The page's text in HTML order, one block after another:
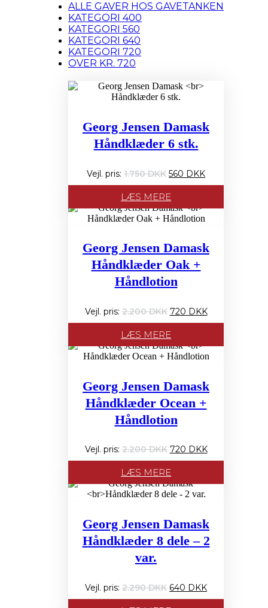
ALLE GAVER HOS GAVETANKEN
KATEGORI 400
KATEGORI 560
KATEGORI 640
KATEGORI 720
OVER KR. 720
Georg Jensen Damask
Håndklæder 6 stk.
1.750
Den
oprindelige
pris
1.750 PRIS:.
560
Den
aktuelle
Dette
vare
vælges
LÆS MERE
Georg Jensen Damask
Håndklæder Oak +
Håndlotion
2.200
Den
oprindelige
pris
2.200 PRIS:.
720
Den
aktuelle
720 PRIS:.
LÆS MERE
Georg Jensen Damask
Håndklæder Ocean +
Håndlotion
2.200
Den
oprindelige
pris
2.200 PRIS:.
720
Den
aktuelle
LÆS MERE
Georg Jensen Damask
Håndklæder 8 dele – 2
var.
2.290
Den
oprindelige
640
Den
aktuelle
Dette
vare